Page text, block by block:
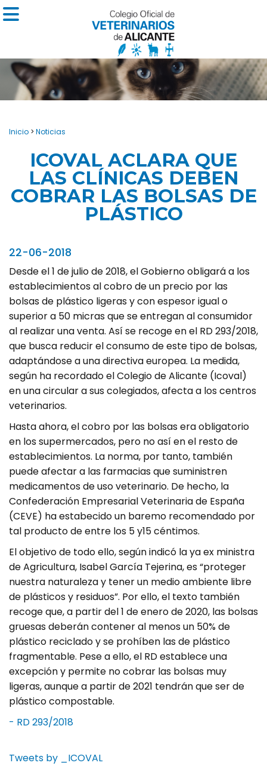
Inicio > Noticias
ICOVAL ACLARA QUE
LAS CLÍNICAS DEBEN
COBRAR LAS BOLSAS DE
PLÁSTICO
22-06-2018
Desde el 1 de julio de 2018, el Gobierno obligará a los
establecimientos al cobro de un precio por las
bolsas de plástico ligeras y con espesor igual o
superior a 50 micras que se entregan al consumidor
al realizar una venta. Así se recoge en el RD 293/2018,
que busca reducir el consumo de este tipo de bolsas,
adaptándose a una directiva europea. La medida,
según ha recordado el Colegio de Alicante (Icoval)
en una circular a sus colegiados, afecta a los centros
veterinarios.
Hasta ahora, el cobro por las bolsas era obligatorio
en los supermercados, pero no así en el resto de
establecimientos. La norma, por tanto, también
puede afectar a las farmacias que suministren
medicamentos de uso veterinario. De hecho, la
Confederación Empresarial Veterinaria de España
(CEVE) ha estabecido un baremo recomendado por
tal producto de entre los 5 y15 céntimos.
El objetivo de todo ello, según indicó la ya ex ministra
de Agricultura, Isabel García Tejerina, es “proteger
nuestra naturaleza y tener un medio ambiente libre
de plásticos y residuos”. Por ello, el texto también
recoge que, a partir del 1 de enero de 2020, las bolsas
gruesas deberán contener al menos un 50% de
plástico reciclado y se prohíben las de plástico
fragmentable. Pese a ello, el RD establece una
excepción y permite no cobrar las bolsas muy
ligeras, aunque a partir de 2021 tendrán que ser de
plástico compostable.
- RD 293/2018
Tweets by _ICOVAL